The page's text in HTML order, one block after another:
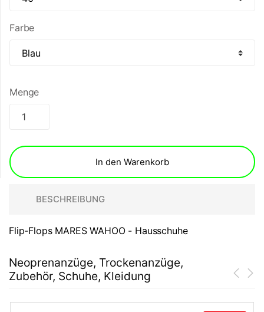
Farbe
Menge
In den Warenkorb
BESCHREIBUNG
Flip-Flops MARES WAHOO - Hausschuhe
Neoprenanzüge, Trockenanzüge,
Zubehör, Schuhe, Kleidung